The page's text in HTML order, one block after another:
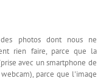
photos dont nous ne
rien faire, parce que la
avec un smartphone de
parce que l'image